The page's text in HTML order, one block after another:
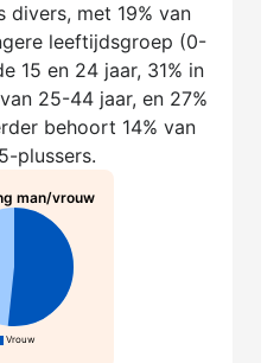
met 19% van
leeftijdsgroep (0-
15 en 24 jaar, 31% in
25-44 jaar, en 27%
behoort 14% van
plussers.
man/vrouw
Vrouw